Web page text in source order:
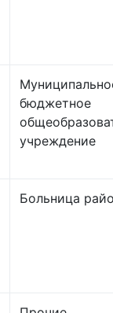
бюджетное
учреждение
Больница